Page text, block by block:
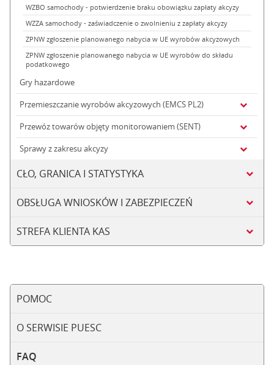
WZBO samochody - potwierdzenie braku obowiązku zapłaty akcyzy
WZZA samochody - zaświadczenie o zwolnieniu z zapłaty akcyzy
ZPNW zgłoszenie planowanego nabycia w UE wyrobów akcyzowych
ZPNW zgłoszenie planowanego nabycia w UE wyrobów do składu
podatkowego
Gry hazardowe
Przemieszczanie wyrobów akcyzowych (EMCS PL2)
Przewóz towarów objęty monitorowaniem (SENT)
Sprawy z zakresu akcyzy
CŁO, GRANICA I STATYSTYKA
OBSŁUGA WNIOSKÓW I ZABEZPIECZEŃ
STREFA KLIENTA KAS
POMOC
O SERWISIE PUESC
FAQ